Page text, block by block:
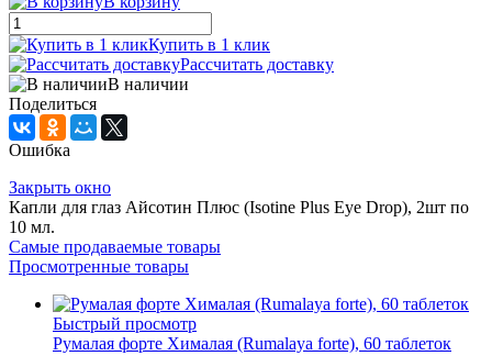
Купить в 1 клик
Рассчитать доставку
В наличии
Поделиться
Ошибка
Закрыть окно
Капли для глаз Айсотин Плюс (Isotine Plus Eye Drop), 2шт по
10 мл.
Самые продаваемые товары
Просмотренные товары
Быстрый просмотр
Румалая форте Хималая (Rumalaya forte), 60 таблеток